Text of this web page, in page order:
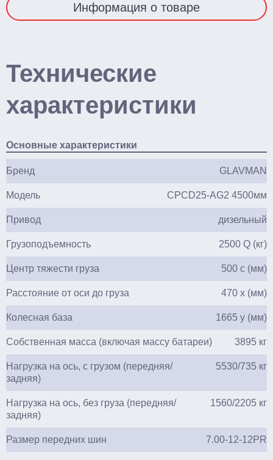
Информация о товаре
Технические
характеристики
Основные характеристики
Бренд GLAVMAN
Модель CPCD25-AG2 4500мм
Привод дизельный
Грузоподъемность 2500 Q (кг)
Центр тяжести груза 500 c (мм)
Расстояние от оси до груза 470 х (мм)
Колесная база 1665 y (мм)
Собственная масса (включая массу батареи) 3895 кг
Нагрузка на ось, с грузом (передняя/
задняя)
5530/735 кг
Нагрузка на ось, без груза (передняя/
задняя)
1560/2205 кг
Размер передних шин 7.00-12-12PR